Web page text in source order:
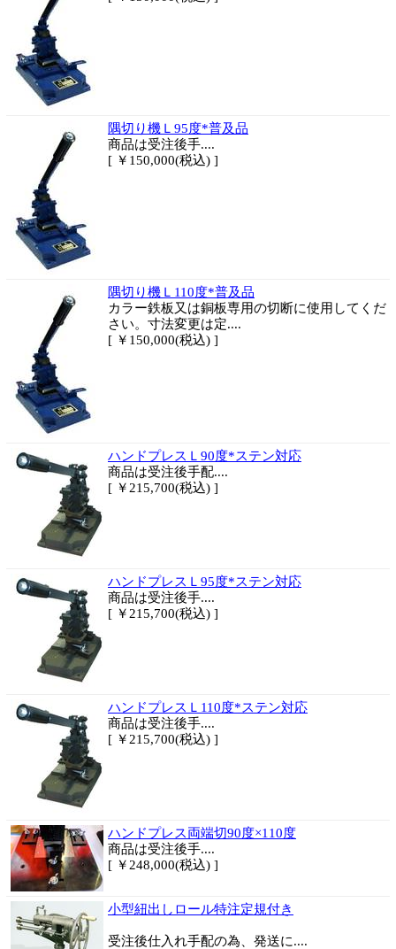
隅切り機Ｌ95度*普及品
商品は受注後手....
[ ￥150,000(税込) ]
隅切り機Ｌ110度*普及品
カラー鉄板又は銅板専用の切断に使用してくだ
さい。寸法変更は定....
[ ￥150,000(税込) ]
ハンドプレスＬ90度*ステン対応
商品は受注後手配....
[ ￥215,700(税込) ]
ハンドプレスＬ95度*ステン対応
商品は受注後手....
[ ￥215,700(税込) ]
ハンドプレスＬ110度*ステン対応
商品は受注後手....
[ ￥215,700(税込) ]
ハンドプレス両端切90度×110度
商品は受注後手....
[ ￥248,000(税込) ]
小型紐出しロール特注定規付き
受注後仕入れ手配の為、発送に....